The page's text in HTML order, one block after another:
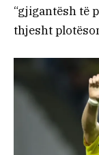
“gjigantësh të
thjesht